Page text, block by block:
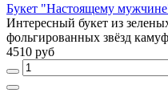
Букет "Настоящему
Интересный букет из
фольгированных звёзд
4510 руб